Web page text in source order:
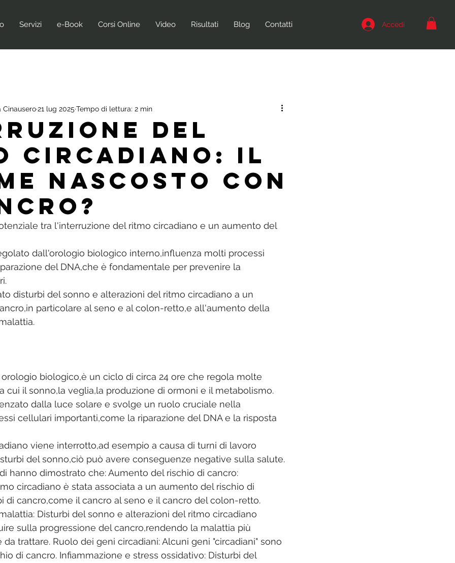
Servizi e-Book Corsi Online Video Risultati Blog Contatti Accedi
del
circadiano: il
nascosto con
Cinausero21 lug 2025 Tempo di lettura: 2 min
tra l'interruzione del ritmo circadiano e un aumento del
dall'orologio biologico interno,influenza molti processi
del DNA,che è fondamentale per prevenire la
disturbi del sonno e alterazioni del ritmo circadiano a un
particolare al seno e al colon-retto,e all'aumento della
biologico,è un ciclo di circa 24 ore che regola molte
cui il sonno,la veglia,la produzione di ormoni e il metabolismo.
dalla luce solare e svolge un ruolo cruciale nella
cellulari importanti,come la riparazione del DNA e la risposta
viene interrotto,ad esempio a causa di turni di lavoro
del sonno,ciò può avere conseguenze negative sulla salute.
hanno dimostrato che: Aumento del rischio di cancro:
circadiano è stata associata a un aumento del rischio di
di cancro,come il cancro al seno e il cancro del colon-retto.
Disturbi del sonno e alterazioni del ritmo circadiano
sulla progressione del cancro,rendendo la malattia più
da trattare. Ruolo dei geni circadiani: Alcuni geni "circadiani" sono
di cancro. Infiammazione e stress ossidativo: Disturbi del